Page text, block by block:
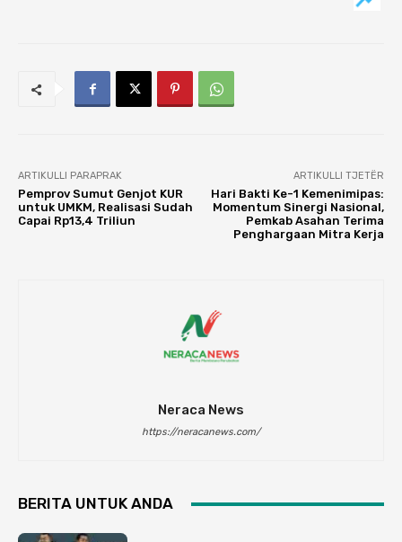
ARTIKULLI PARAPRAK
Pemprov Sumut Genjot KUR
untuk UMKM, Realisasi Sudah
Capai Rp13,4 Triliun
ARTIKULLI TJETËR
Hari Bakti Ke-1 Kemenimipas:
Momentum Sinergi Nasional,
Pemkab Asahan Terima
Penghargaan Mitra Kerja
Neraca News
https://neracanews.com/
BERITA UNTUK ANDA